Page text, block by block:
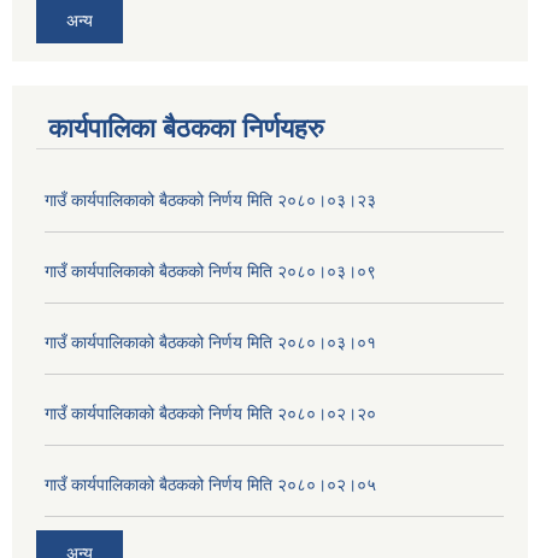
अन्य
कार्यपालिका बैठकका निर्णयहरु
गाउँ कार्यपालिकाको बैठकको निर्णय मिति २०८०।०३।२३
गाउँ कार्यपालिकाको बैठकको निर्णय मिति २०८०।०३।०९
गाउँ कार्यपालिकाको बैठकको निर्णय मिति २०८०।०३।०१
गाउँ कार्यपालिकाको बैठकको निर्णय मिति २०८०।०२।२०
गाउँ कार्यपालिकाको बैठकको निर्णय मिति २०८०।०२।०५
अन्य